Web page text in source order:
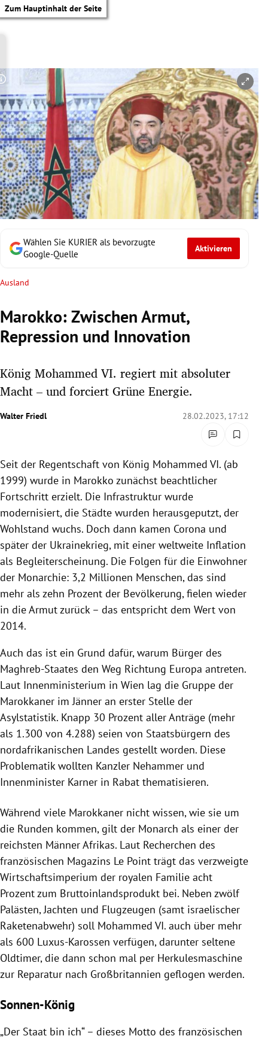
Zum Hauptinhalt der Seite
Untermenü
Untermenü
Untermenü
Untermenü
Untermenü
Untermenü
Untermenü
Untermenü
Wählen Sie KURIER als bevorzugte
Google-Quelle
Aktivieren
Ausland
Marokko: Zwischen Armut,
Repression und Innovation
König Mohammed VI. regiert mit absoluter
Macht – und forciert Grüne Energie.
Walter Friedl 28.02.2023, 17:12
Copyright-Hinweis öffnen/schließen
Seit der Regentschaft von König Mohammed VI. (ab
1999) wurde in Marokko zunächst beachtlicher
Fortschritt erzielt. Die Infrastruktur wurde
modernisiert, die Städte wurden herausgeputzt, der
Wohlstand wuchs. Doch dann kamen Corona und
später der Ukrainekrieg, mit einer weltweite Inflation
als Begleiterscheinung. Die Folgen für die Einwohner
der Monarchie: 3,2 Millionen Menschen, das sind
mehr als zehn Prozent der Bevölkerung, fielen wieder
in die Armut zurück – das entspricht dem Wert von
2014.
Auch das ist ein Grund dafür, warum Bürger des
Maghreb-Staates den Weg Richtung Europa antreten.
Laut Innenministerium in Wien lag die Gruppe der
Marokkaner im Jänner an erster Stelle der
Asylstatistik. Knapp 30 Prozent aller Anträge (mehr
als 1.300 von 4.288) seien von Staatsbürgern des
nordafrikanischen Landes gestellt worden. Diese
Problematik wollten Kanzler Nehammer und
Innenminister Karner in Rabat thematisieren.
Während viele Marokkaner nicht wissen, wie sie um
die Runden kommen, gilt der Monarch als einer der
reichsten Männer Afrikas. Laut Recherchen des
französischen Magazins Le Point trägt das verzweigte
Wirtschaftsimperium der royalen Familie acht
Prozent zum Bruttoinlandsprodukt bei. Neben zwölf
Palästen, Jachten und Flugzeugen (samt israelischer
Raketenabwehr) soll Mohammed VI. auch über mehr
als 600 Luxus-Karossen verfügen, darunter seltene
Oldtimer, die dann schon mal per Herkulesmaschine
zur Reparatur nach Großbritannien geflogen werden.
Sonnen-König
„Der Staat bin ich“ – dieses Motto des französischen